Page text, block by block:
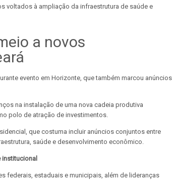
voltados à ampliação da infraestrutura de saúde e
a novos
evento em Horizonte, que também marcou anúncios
na instalação de uma nova cadeia produtiva
polo de atração de investimentos.
que costuma incluir anúncios conjuntos entre
saúde e desenvolvimento econômico.
institucional
federais, estaduais e municipais, além de lideranças